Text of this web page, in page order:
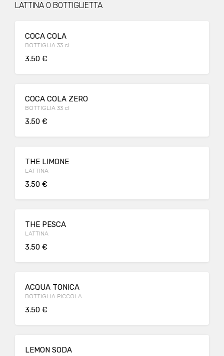
LATTINA O BOTTIGLIETTA
COCA COLA
BOTTIGLIA 33 cl
3.50 €
COCA COLA ZERO
BOTTIGLIA 33 cl
3.50 €
THE LIMONE
LATTINA
3.50 €
THE PESCA
LATTINA
3.50 €
ACQUA TONICA
BOTTIGLIA PICCOLA
3.50 €
LEMON SODA